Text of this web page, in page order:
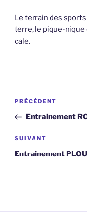
Le terrain des
terre, le pique-nique
cale.
Navigation
l’article
Article
précédent
PRÉCÉDENT
Entrainement
Article
suivant
SUIVANT
Entrainement